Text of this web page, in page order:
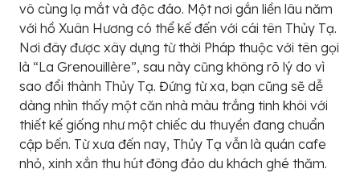
vô cùng lạ mắt và độc đáo. Một nơi gắn liền lâu năm
với hồ Xuân Hương có thể kế đến với cái tên Thủy Tạ.
Nơi đây được xây dựng từ thời Pháp thuộc với tên gọi
là “La Grenouillère”, sau này cũng không rõ lý do vì
sao đổi thành Thủy Tạ. Đứng từ xa, bạn cũng sẽ dễ
dàng nhìn thấy một căn nhà màu trắng tinh khôi với
thiết kế giống như một chiếc du thuyền đang chuẩn
cập bến. Từ xưa đến nay, Thủy Tạ vẫn là quán cafe
nhỏ, xinh xắn thu hút đông đảo du khách ghé thăm.